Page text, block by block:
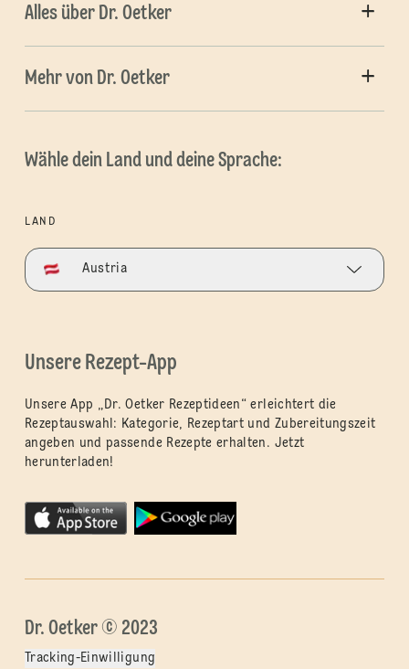
Alles über Dr. Oetker
Mehr von Dr. Oetker
Wähle dein Land und deine Sprache:
LAND
Austria
Unsere Rezept-App
Unsere App „Dr. Oetker Rezeptideen“ erleichtert die
Rezeptauswahl: Kategorie, Rezeptart und Zubereitungszeit
angeben und passende Rezepte erhalten. Jetzt
herunterladen!
Dr. Oetker © 2023
Tracking-Einwilligung